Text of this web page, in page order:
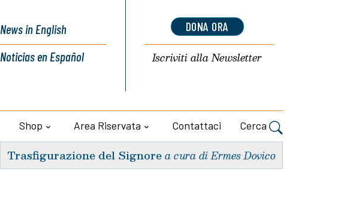
Newsin English
Noticiasen Español
DONA ORA
Iscriviti allaNewsletter
Shop Area Riservata Contattaci Cerca
Trasfigurazione del Signorea cura di Ermes Dovico